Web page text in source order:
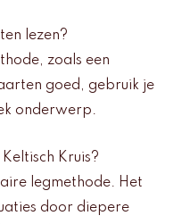
lezen?
zoals een
goed, gebruik je
onderwerp.
Kruis?
legmethode. Het
door diepere